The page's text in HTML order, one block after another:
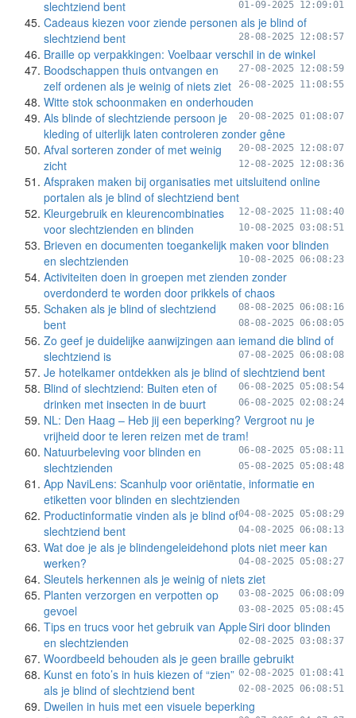
slechtziend bent 01-09-2025 12:09:01
Cadeaus kiezen voor ziende personen als je blind of
slechtziend bent
28-08-2025 12:08:57
Braille op verpakkingen: Voelbaar verschil in de winkel
27-08-2025 12:08:59
Boodschappen thuis ontvangen en
zelf ordenen als je weinig of niets ziet
26-08-2025 11:08:55
Witte stok schoonmaken en onderhouden
20-08-2025 01:08:07
Als blinde of slechtziende persoon je
kleding of uiterlijk laten controleren zonder gêne
20-08-2025 12:08:07
Afval sorteren zonder of met weinig
zicht
12-08-2025 12:08:36
Afspraken maken bij organisaties met uitsluitend online
portalen als je blind of slechtziend bent
12-08-2025 11:08:40
Kleurgebruik en kleurencombinaties
voor slechtzienden en blinden
10-08-2025 03:08:51
Brieven en documenten toegankelijk maken voor blinden
en slechtzienden
10-08-2025 06:08:23
Activiteiten doen in groepen met zienden zonder
overdonderd te worden door prikkels of chaos
08-08-2025 06:08:16
Schaken als je blind of slechtziend
bent
08-08-2025 06:08:05
Zo geef je duidelijke aanwijzingen aan iemand die blind of
slechtziend is
07-08-2025 06:08:08
Je hotelkamer ontdekken als je blind of slechtziend bent
06-08-2025 05:08:54
Blind of slechtziend: Buiten eten of
drinken met insecten in de buurt
06-08-2025 02:08:24
NL: Den Haag – Heb jij een beperking? Vergroot nu je
vrijheid door te leren reizen met de tram!
06-08-2025 05:08:11
Natuurbeleving voor blinden en
slechtzienden
05-08-2025 05:08:48
App NaviLens: Scanhulp voor oriëntatie, informatie en
etiketten voor blinden en slechtzienden
04-08-2025 05:08:29
Productinformatie vinden als je blind of
slechtziend bent
04-08-2025 06:08:13
Wat doe je als je blindengeleidehond plots niet meer kan
werken?
04-08-2025 05:08:27
Sleutels herkennen als je weinig of niets ziet
03-08-2025 06:08:09
Planten verzorgen en verpotten op
gevoel
03-08-2025 05:08:45
Tips en trucs voor het gebruik van Apple Siri door blinden
en slechtzienden
02-08-2025 03:08:37
Woordbeeld behouden als je geen braille gebruikt
02-08-2025 01:08:41
Kunst en foto’s in huis kiezen of “zien”
als je blind of slechtziend bent
02-08-2025 06:08:51
Dweilen in huis met een visuele beperking